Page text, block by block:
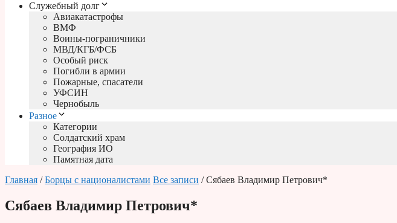
Служебный долг
Авиакатастрофы
ВМФ
Воины-пограничники
МВД/КГБ/ФСБ
Особый риск
Погибли в армии
Пожарные, спасатели
УФСИН
Чернобыль
Разное
Категории
Солдатский храм
География ИО
Памятная дата
Главная /Борцы с националистами Все записи / Сябаев Владимир Петрович*
Сябаев Владимир Петрович*